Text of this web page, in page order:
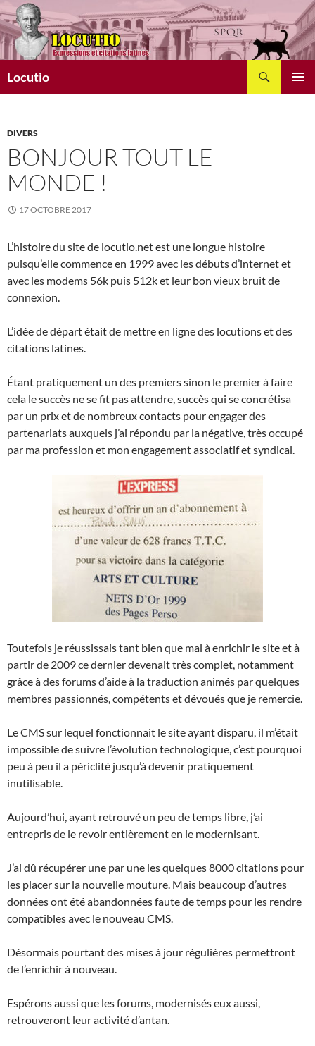
Aller
au
contenu
Locutio
DIVERS
BONJOUR TOUT LE
MONDE !
17 OCTOBRE 2017
L’histoire du site de locutio.net est une longue histoire
puisqu’elle commence en 1999 avec les débuts d’internet et
avec les modems 56k puis 512k et leur bon vieux bruit de
connexion.
L’idée de départ était de mettre en ligne des locutions et des
citations latines.
Étant pratiquement un des premiers sinon le premier à faire
cela le succès ne se fit pas attendre, succès qui se concrétisa
par un prix et de nombreux contacts pour engager des
partenariats auxquels j’ai répondu par la négative, très occupé
par ma profession et mon engagement associatif et syndical.
Toutefois je réussissais tant bien que mal à enrichir le site et à
partir de 2009 ce dernier devenait très complet, notamment
grâce à des forums d’aide à la traduction animés par quelques
membres passionnés, compétents et dévoués que je remercie.
Le CMS sur lequel fonctionnait le site ayant disparu, il m’était
impossible de suivre l’évolution technologique, c’est pourquoi
peu à peu il a périclité jusqu’à devenir pratiquement
inutilisable.
Aujourd’hui, ayant retrouvé un peu de temps libre, j’ai
entrepris de le revoir entièrement en le modernisant.
J’ai dû récupérer une par une les quelques 8000 citations pour
les placer sur la nouvelle mouture. Mais beaucoup d’autres
données ont été abandonnées faute de temps pour les rendre
compatibles avec le nouveau CMS.
Désormais pourtant des mises à jour régulières permettront
de l’enrichir à nouveau.
Espérons aussi que les forums, modernisés eux aussi,
retrouveront leur activité d’antan.